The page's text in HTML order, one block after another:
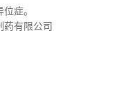
症。
药有限公司